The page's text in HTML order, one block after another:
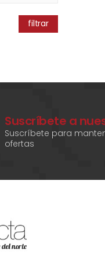
filtrar
Suscríbete a
Suscríbete para
ofertas